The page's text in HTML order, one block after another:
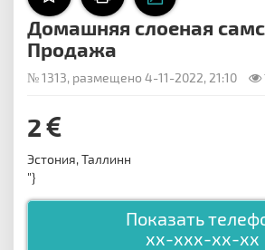
Домашняя слоеная
Продажа
№ 1313, размещено 4-11-2022, 21:10
2
Эстония, Таллинн
"}
Показать
xx-xxx-xx-xx